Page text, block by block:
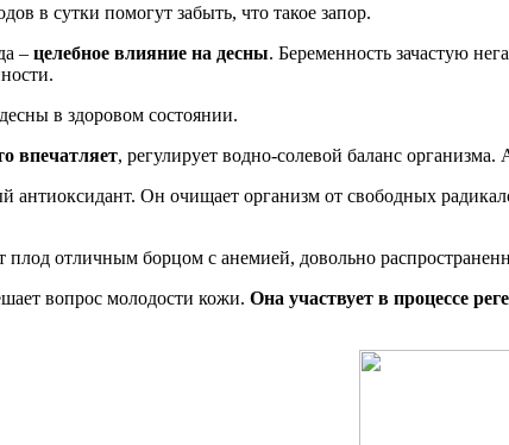
в сутки помогут забыть, что такое запор.
– целебное влияние на десны. Беременность зачастую
в здоровом состоянии.
впечатляет, регулирует водно-солевой баланс
антиоксидант. Он очищает организм от свободных
плод отличным борцом с анемией, довольно
вопрос молодости кожи. Она участвует в процессе